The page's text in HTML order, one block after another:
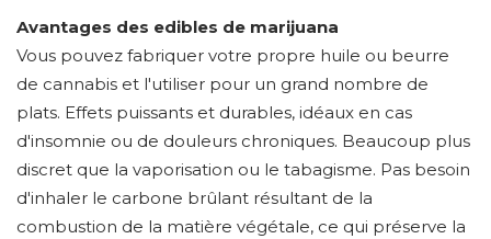
Avantages des edibles de marijuana
Vous pouvez fabriquer votre propre huile ou beurre
de cannabis et l'utiliser pour un grand nombre de
plats. Effets puissants et durables, idéaux en cas
d'insomnie ou de douleurs chroniques. Beaucoup plus
discret que la vaporisation ou le tabagisme. Pas besoin
d'inhaler le carbone brûlant résultant de la
combustion de la matière végétale, ce qui préserve la